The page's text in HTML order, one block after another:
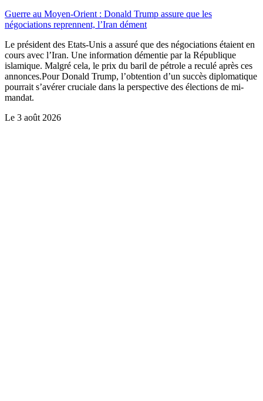
Guerre au Moyen-Orient : Donald Trump assure que les
négociations reprennent, l’Iran dément
Le président des Etats-Unis a assuré que des négociations étaient en
cours avec l’Iran. Une information démentie par la République
islamique. Malgré cela, le prix du baril de pétrole a reculé après ces
annonces.Pour Donald Trump, l’obtention d’un succès diplomatique
pourrait s’avérer cruciale dans la perspective des élections de mi-
mandat.
Le 3 août 2026